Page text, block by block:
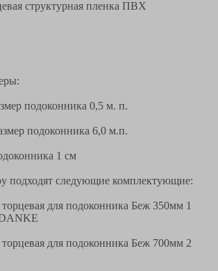
структурная пленка ПВХ
подоконника 0,5 м. п.
подоконника 6,0 м.п.
1 см
подходят следующие комплектующие:
для подоконника Беж 350мм 1
для подоконника Беж 700мм 2